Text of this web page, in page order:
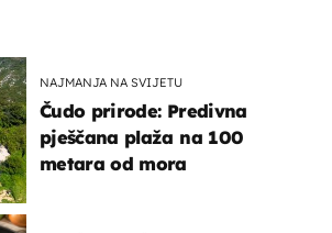
NAJMANJA NA SVIJETU
Čudo prirode: Predivna
pješčana plaža na 100
metara od mora